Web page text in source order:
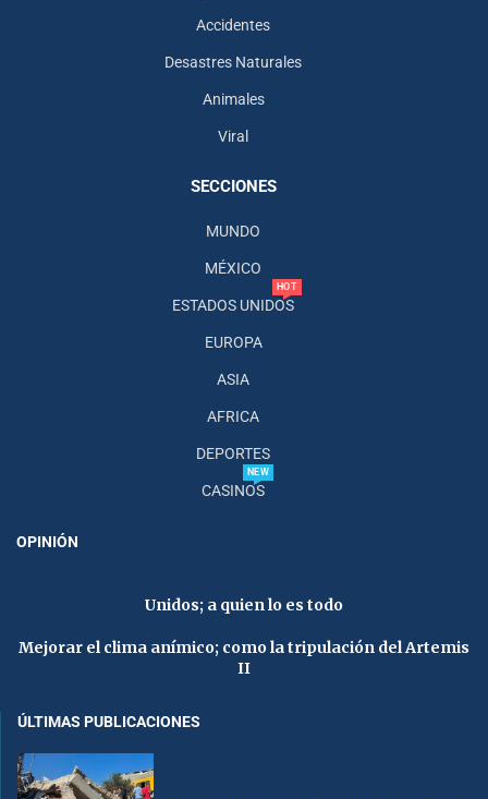
Accidentes
Desastres Naturales
Animales
Viral
SECCIONES
MUNDO
MÉXICO
ESTADOS UNIDOS
HOT
EUROPA
ASIA
AFRICA
DEPORTES
CASINOS
NEW
OPINIÓN
Unidos; a quien lo es todo
Mejorar el clima anímico; como la tripulación del Artemis
II
ÚLTIMAS PUBLICACIONES